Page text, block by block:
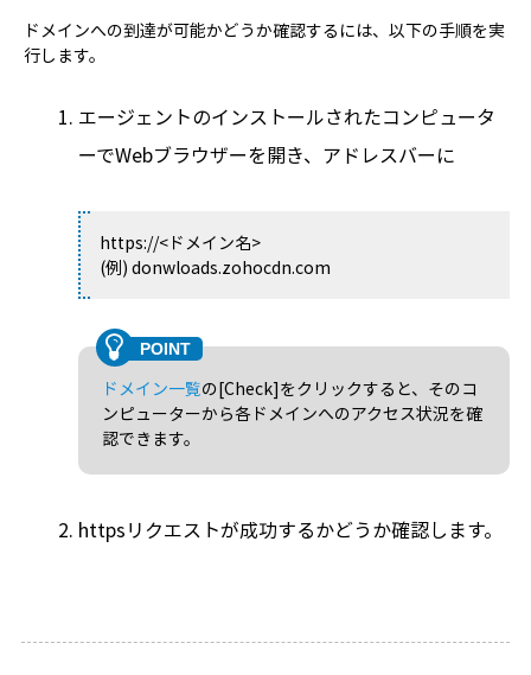
ドメインへの到達が可能かどうか確認するには、以下の手順を実
行します。
エージェントのインストールされたコンピュータ
ーでWebブラウザーを開き、アドレスバーに
https://<ドメイン名>
(例) donwloads.zohocdn.com
ドメイン一覧の[Check]をクリックすると、そのコ
ンピューターから各ドメインへのアクセス状況を確
認できます。
httpsリクエストが成功するかどうか確認します。